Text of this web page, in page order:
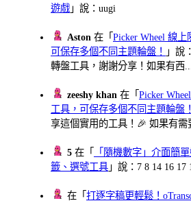
遊戲 」說：uugi
Aston 在「Picker Wheel 線上
可保存多個不同主題輪盤！
」說
轉盤工具，謝謝分享！如果有西...
zeeshy khan 在「Picker
工具，可保存多個不同主題輪盤！
享這個實用的工具！🎉 如果有需
5 在「
「隨機數字」介面簡
籤、選號工具 」說：7 8 14 16 17
在「打逐字稿更輕鬆！